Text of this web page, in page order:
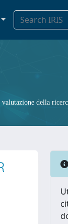
della